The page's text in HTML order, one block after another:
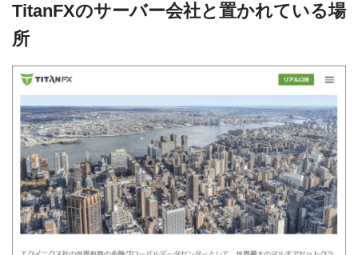
TitanFXのサーバー会社と置かれている場
所